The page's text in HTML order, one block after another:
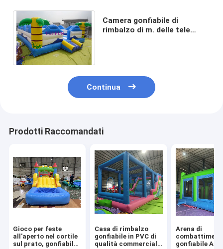
Camera gonfiabile di
rimbalzo di m. delle tele
Continua
Prodotti Raccomandati
Gioco per feste
all'aperto nel cortile
sul prato, gonfiabile,
Casa di rimbalzo
gonfiabile in PVC di
qualità commerciale
Arena di
gonfiabile